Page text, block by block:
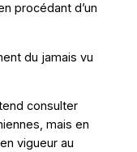
procédant d’un
du jamais vu
consulter
mais en
vigueur au